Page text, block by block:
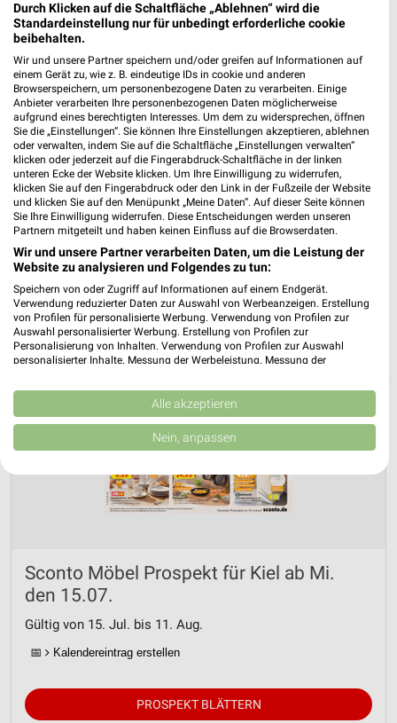
Jetzt alle "Töpfe & Pfannen" Themen entdecken!
Sconto Möbel Prospekt für Kiel ab Mi.
den 15.07.
Gültig von 15. Jul. bis 11. Aug.
📅 Kalendereintrag erstellen
PROSPEKT BLÄTTERN
Durch Klicken auf die Schaltfläche „Ablehnen“ wird die
Standardeinstellung nur für unbedingt erforderliche cookie
beibehalten.
Wir und unsere Partner speichern und/oder greifen auf Informationen auf
einem Gerät zu, wie z. B. eindeutige IDs in cookie und anderen
Browserspeichern, um personenbezogene Daten zu verarbeiten. Einige
Anbieter verarbeiten Ihre personenbezogenen Daten möglicherweise
aufgrund eines berechtigten Interesses. Um dem zu widersprechen, öffnen
Sie die „Einstellungen“. Sie können Ihre Einstellungen akzeptieren, ablehnen
oder verwalten, indem Sie auf die Schaltfläche „Einstellungen verwalten“
klicken oder jederzeit auf die Fingerabdruck-Schaltfläche in der linken
unteren Ecke der Website klicken. Um Ihre Einwilligung zu widerrufen,
klicken Sie auf den Fingerabdruck oder den Link in der Fußzeile der Website
und klicken Sie auf den Menüpunkt „Meine Daten“. Auf dieser Seite können
Sie Ihre Einwilligung widerrufen. Diese Entscheidungen werden unseren
Partnern mitgeteilt und haben keinen Einfluss auf die Browserdaten.
Wir und unsere Partner verarbeiten Daten, um die Leistung der
Website zu analysieren und Folgendes zu tun:
Speichern von oder Zugriff auf Informationen auf einem Endgerät.
Verwendung reduzierter Daten zur Auswahl von Werbeanzeigen. Erstellung
von Profilen für personalisierte Werbung. Verwendung von Profilen zur
Auswahl personalisierter Werbung. Erstellung von Profilen zur
Personalisierung von Inhalten. Verwendung von Profilen zur Auswahl
personalisierter Inhalte. Messung der Werbeleistung. Messung der
Kombinationen von Daten aus verschiedenen Quellen. Entwicklung und
Verbesserung der Angebote. Verwendung reduzierter Daten zur Auswahl
von Inhalten.
Daten können außerhalb der Europäischen Union weitergegeben und in die
USA gesendet werden.
Website/App.
Partnerliste anzeigen (1 IAB-Anbieter)
Speichern von oder Zugriff auf Informationen
auf einem Endgerät
Verwendung reduzierter Daten zur Auswahl von
Werbung
Alle akzeptieren
Nein, anpassen